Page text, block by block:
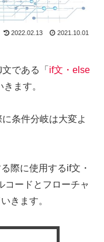
2022.02.13 2021.10.01
である「 if文・else
ます。
条件分岐は大変よ
際に使用するif文・
コードとフローチャ
きます。